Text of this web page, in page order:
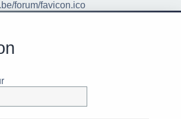
forum/favicon.ico